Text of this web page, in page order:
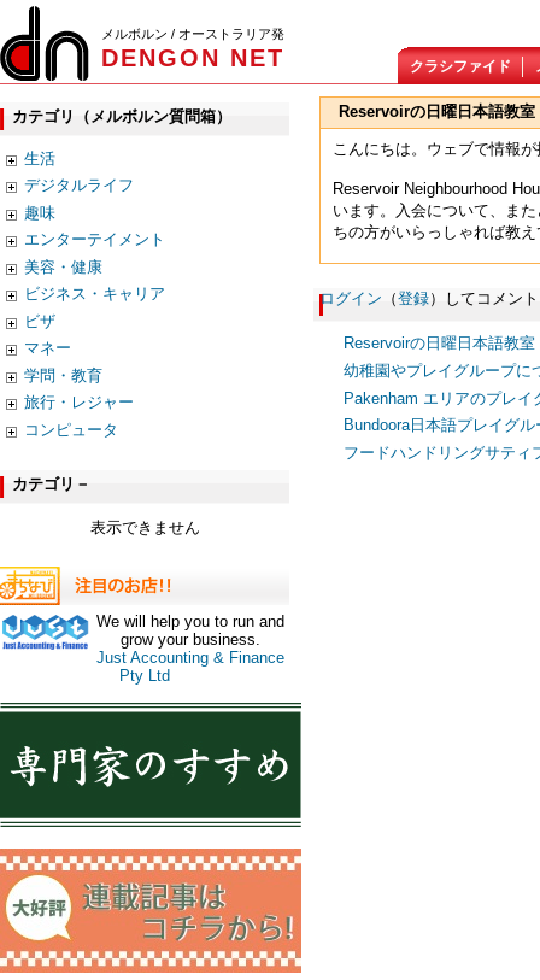
メルボルン / オーストラリア発
DENGON NET クラシファイド
カテゴリ（メルボルン質問箱）
生活
デジタルライフ
趣味
エンターテイメント
美容・健康
ビジネス・キャリア
ビザ
マネー
学問・教育
旅行・レジャー
コンピュータ
カテゴリ－
表示できません
We will help you to run and
grow your business.
Just Accounting & Finance
Pty Ltd
Reservoirの日曜日本語教室
こんにちは。ウェブで情報
Reservoir Neighbourhood
います。入会について、ま
ちの方がいらっしゃれば教
ログイン （登録）してコメン
Reservoirの日曜日本語教室
幼稚園やプレイグループに
Pakenham エリアのプレイ
Bundoora日本語プレイグ
フードハンドリングサティ